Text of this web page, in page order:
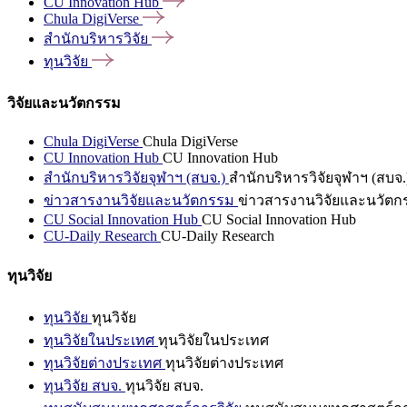
Chula DigiVerse
สำนักบริหารวิจัย
ทุนวิจัย
วิจัยและนวัตกรรม
Chula DigiVerse Chula DigiVerse
CU Innovation Hub CU Innovation Hub
สำนักบริหารวิจัยจุฬาฯ (สบจ.) สำนักบริหารวิจัยจุฬาฯ (สบจ
ข่าวสารงานวิจัยและนวัตกรรม ข่าวสารงานวิจัยและนวัตก
CU Social Innovation Hub CU Social Innovation Hub
CU-Daily Research CU-Daily Research
ทุนวิจัย
ทุนวิจัย ทุนวิจัย
ทุนวิจัยในประเทศ ทุนวิจัยในประเทศ
ทุนวิจัยต่างประเทศ ทุนวิจัยต่างประเทศ
ทุนวิจัย สบจ. ทุนวิจัย สบจ.